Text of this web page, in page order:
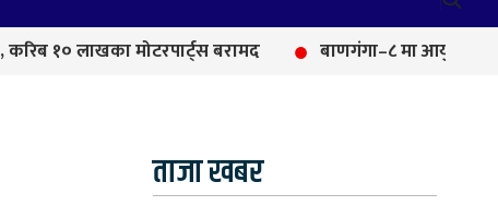
मोटरपार्ट्स बरामद बाणगंगा–८ मा आयुर्वेद औषधालय
ताजा खबर